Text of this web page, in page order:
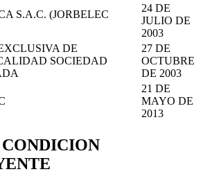
S.A.C. (JORBELEC
24 DE
JULIO DE
2003
DE
SOCIEDAD
27 DE
OCTUBRE
DE 2003
21 DE
MAYO DE
2013